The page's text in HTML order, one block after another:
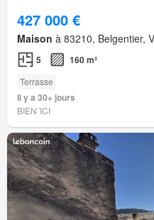
427 000 €
Maison à 83210, Belgentier,
5 160 m²
Terrasse
Il y a 30+ jours
BIEN´ICI